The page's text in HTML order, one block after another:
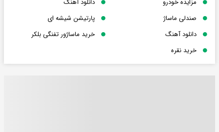
مزایده خودرو
دانلود آهنگ
صندلی ماساژ
پارتیشن شیشه ای
دانلود آهنگ
خرید ماساژور تفنگی بلکر
خرید نقره